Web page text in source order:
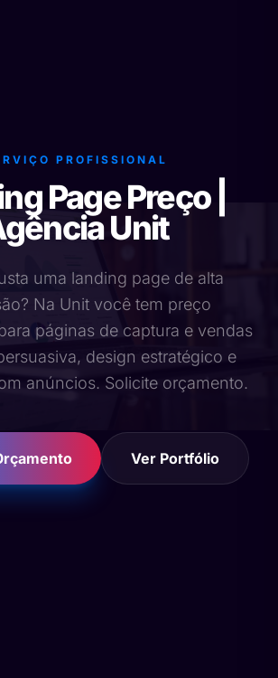
PROFISSIONAL
Page Preço |
Unit
uma landing page de alta
Na Unit você tem preço
páginas de captura e vendas
design estratégico e
anúncios. Solicite orçamento.
Ver Portfólio